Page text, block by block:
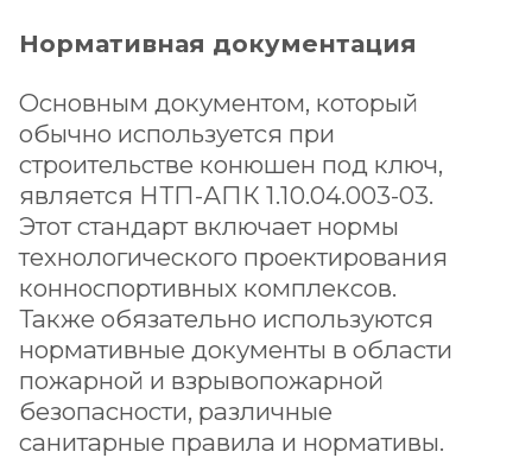
Нормативная документация
Основным документом, который
обычно используется при
строительстве конюшен под ключ,
является НТП-АПК 1.10.04.003-03.
Этот стандарт включает нормы
технологического проектирования
конноспортивных комплексов.
Также обязательно используются
нормативные документы в области
пожарной и взрывопожарной
безопасности, различные
санитарные правила и нормативы.